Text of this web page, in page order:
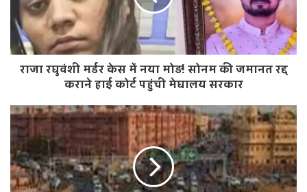
राजा रघुवंशी मर्डर केस में नया मोड़! सोनम की जमानत रद्द
कराने हाई कोर्ट पहुंची मेघालय सरकार